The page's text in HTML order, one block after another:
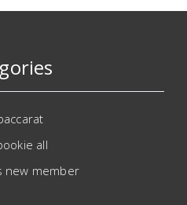
all
new member